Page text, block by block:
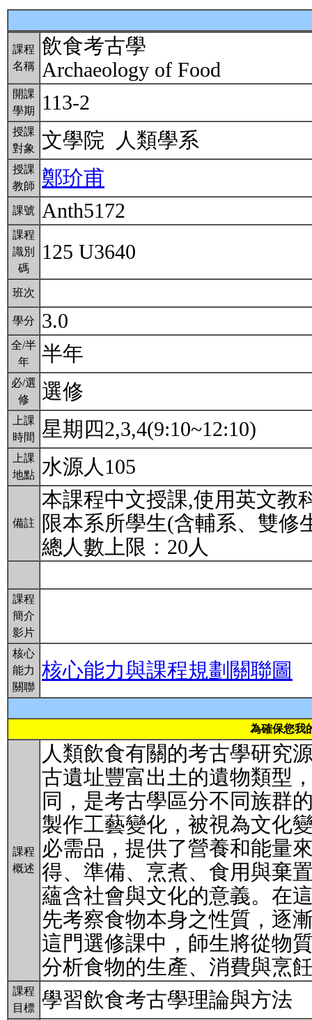
課程
名稱
飲食考古學
Archaeology of Food
開課
學期
113-2
授課
對象
文學院 人類學系
授課
教師
鄭玠甫
課號 Anth5172
課程
識別
碼
125 U3640
班次
學分 3.0
全/半
年
半年
必/選
修
選修
上課
時間
星期四2,3,4(9:10~12:10)
上課
地點 水源人105
備註
本課程中文授課,使用英文教
限本系所學生(含輔系、雙修
總人數上限：20人
課程
簡介
影片
核心
能力
關聯
核心能力與課程規劃關聯圖
為確保您我
課程
概述
人類飲食有關的考古學研究
古遺址豐富出土的遺物類型
同，是考古學區分不同族群
製作工藝變化，被視為文化
必需品，提供了營養和能量
得、準備、烹煮、食用與
蘊含社會與文化的意義。在
先考察食物本身之性質，逐
這門選修課中，師生將從物
分析食物的生產、消費與烹
課程
目標
學習飲食考古學理論與方法